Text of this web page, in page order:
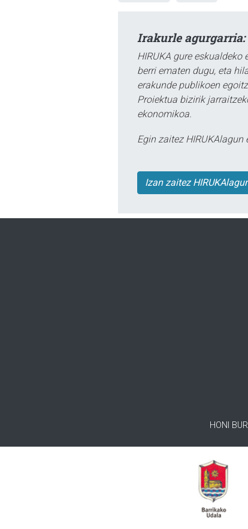
Irakurle agurgarria:
HIRUKA gure
berri ematen dugu, eta
erakunde publikoen
Proiektua bizirik
ekonomikoa.
Egin zaitez
Izan zaitez
HONI